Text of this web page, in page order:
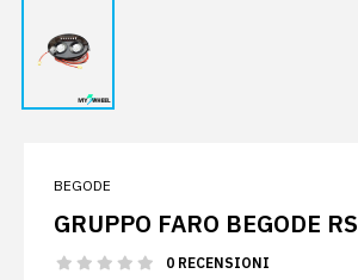
BEGODE
GRUPPO FARO BEGODE RS
0 RECENSIONI